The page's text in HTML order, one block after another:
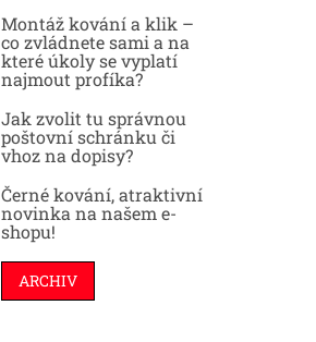
Montáž kování a klik –
co zvládnete sami a na
které úkoly se vyplatí
najmout profíka?
Jak zvolit tu správnou
poštovní schránku či
vhoz na dopisy?
Černé kování, atraktivní
novinka na našem e-
shopu!
ARCHIV